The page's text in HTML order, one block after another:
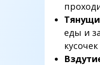
еды и
кусочек